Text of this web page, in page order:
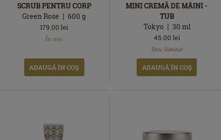
SCRUB PENTRU CORP
Green Rose
600g
179.00 lei
În stoc
ADAUGĂ ÎN COŞ
MINI CREMĂ DE MÂINI -
TUB
Tokyo
30 ml
45.00 lei
Stoc limitat
ADAUGĂ ÎN COŞ